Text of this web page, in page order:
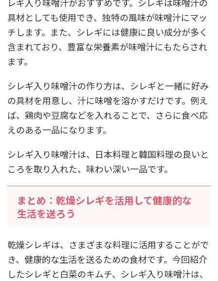
具材としても使用でき、独特の風味が味噌汁にマッ
チします。また、シレギには健康に良い成分が多く
含まれており、豊富な栄養素が味噌汁にもたらされ
ます。
シレギ入り味噌汁の作り方は、シレギと一緒に好み
の具材を用意し、汁に味噌を溶かすだけです。例え
ば、鶏肉や豆腐などを入れることで、さらに食べ応
えのある一品になります。
シレギ入り味噌汁は、日本料理と韓国料理の良いと
ころを取り入れた、味わい深い一品です。
まとめ：乾燥シレギを活用して健康的な
生活を送ろう
乾燥シレギは、さまざまな料理に活用することがで
き、健康的な生活を送るための食材です。今回紹介
したシレギと白菜のキムチ、シレギ入り味噌汁は、